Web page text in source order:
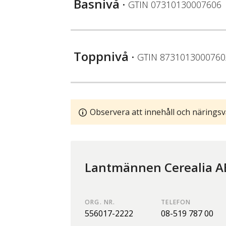
Basnivå • GTIN 07310130007606
Toppnivå • GTIN
Observera att innehåll och
Lantmännen Cerealia
ORG. NR.
556017-2222
TELEFON
08-519 787 00